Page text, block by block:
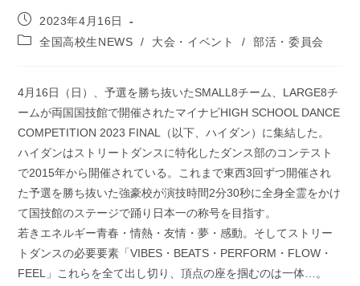
投
稿
公
2023年4月16日
投
テ
ゴ
リ
ー:
全国高校生NEWS / 大会・イベント / 部活・委員会
4月16日（日）、予選を勝ち抜いたSMALL8チーム、LARGE8チ
ームが両国国技館で開催されたマイナビHIGH SCHOOL DANCE
COMPETITION 2023 FINAL（以下、ハイダン）に集結した。
ハイダンはストリートダンスに特化したダンス部のコンテスト
で2015年から開催されている。これまで東西3回ずつ開催され
た予選を勝ち抜いた強豪校が演技時間2分30秒に全身全霊をかけ
て国技館のステージで踊り日本一の称号を目指す。
若きエネルギー⻘春・情熱・友情・夢・感動。そしてストリー
トダンスの必要要素「VIBES・BEATS・PERFORM・FLOW・
FEEL」これらを全て出し切り、頂点の座を掴むのは一体…。